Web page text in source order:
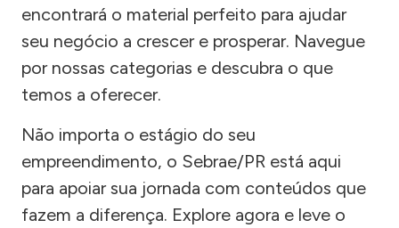
encontrará o material perfeito para ajudar
seu negócio a crescer e prosperar. Navegue
por nossas categorias e descubra o que
temos a oferecer.
Não importa o estágio do seu
empreendimento, o Sebrae/PR está aqui
para apoiar sua jornada com conteúdos que
fazem a diferença. Explore agora e leve o